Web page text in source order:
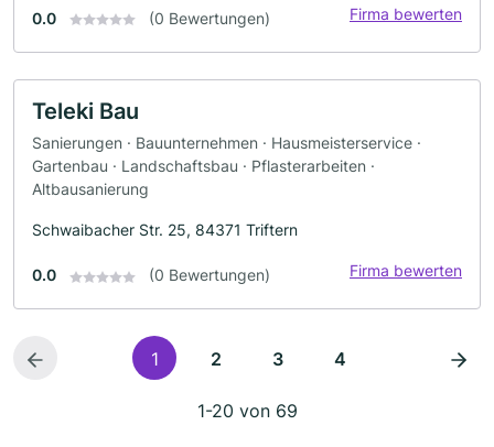
0.0 (0 Bewertungen) Firma bewerten
Teleki Bau
Sanierungen · Bauunternehmen · Hausmeisterservice ·
Gartenbau · Landschaftsbau · Pflasterarbeiten ·
Altbausanierung
Schwaibacher Str. 25, 84371 Triftern
0.0 (0 Bewertungen) Firma bewerten
1 2 3 4
1-20 von 69